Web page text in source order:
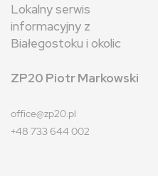
Lokalny serwis
informacyjny z
Białegostoku i okolic
ZP20 Piotr Markowski
office@zp20.pl
+48 733 644 002